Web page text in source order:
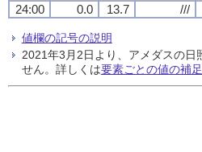
24:00
0.0 13.7 ///
値欄の記号の説明
2021年3月2日より、アメダスの
せん。詳しくは要素ごとの値の補